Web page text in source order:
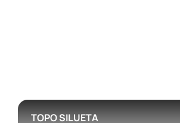
TOPO SILUETA